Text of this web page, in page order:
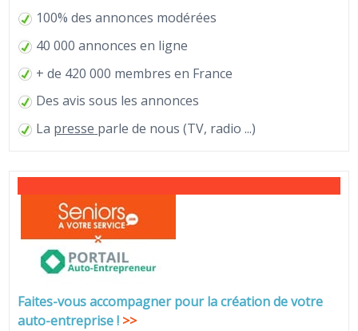
100% des annonces modérées
40 000 annonces en ligne
+ de 420 000 membres en France
Des avis sous les annonces
La presse parle de nous (TV, radio ...)
Faites-vous accompagner pour la création de votre
auto-entreprise! >>